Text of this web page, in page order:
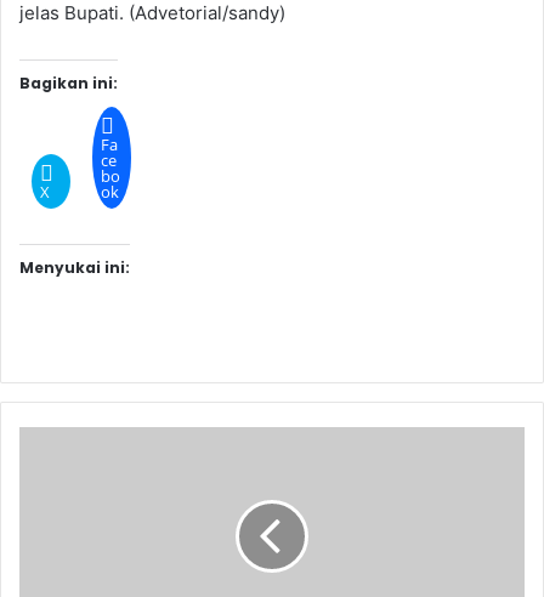
jelas Bupati. (Advetorial/sandy)
Bagikan ini:
X
Fa
ce
bo
ok
Menyukai ini: